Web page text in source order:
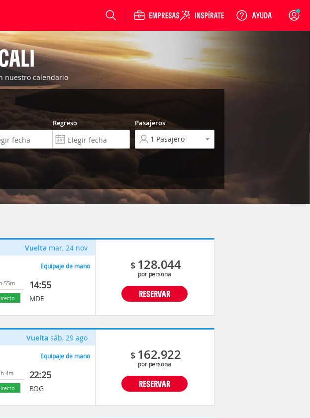
Login
nuestro calendario
Regreso Pasajeros
Vuelta mar, 24 nov
Equipaje de mano
55m
14:55
MDE
$ 128.044
por persona
RESERVAR
Vuelta sáb, 29 ago
Equipaje de mano
4m
22:25
BOG
$ 162.922
por persona
RESERVAR